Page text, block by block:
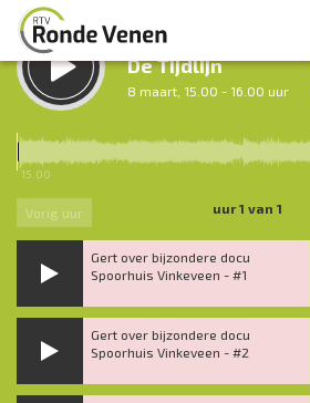
LUISTER TERUG:
De Tijdlijn
8 maart, 15.00 - 16.00 uur
15.00
Vorig uur uur 1 van 1
Gert over bijzondere docu
Spoorhuis Vinkeveen - #1
Gert over bijzondere docu
Spoorhuis Vinkeveen - #2